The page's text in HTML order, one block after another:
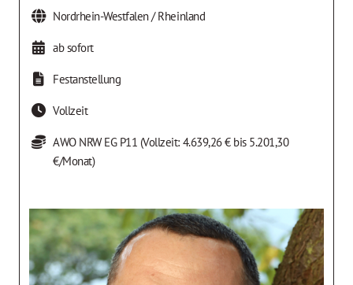
Nordrhein-Westfalen / Rheinland
ab sofort
Festanstellung
Vollzeit
AWO NRW EG P11 (Vollzeit: 4.639,26 € bis 5.201,30
€/Monat)